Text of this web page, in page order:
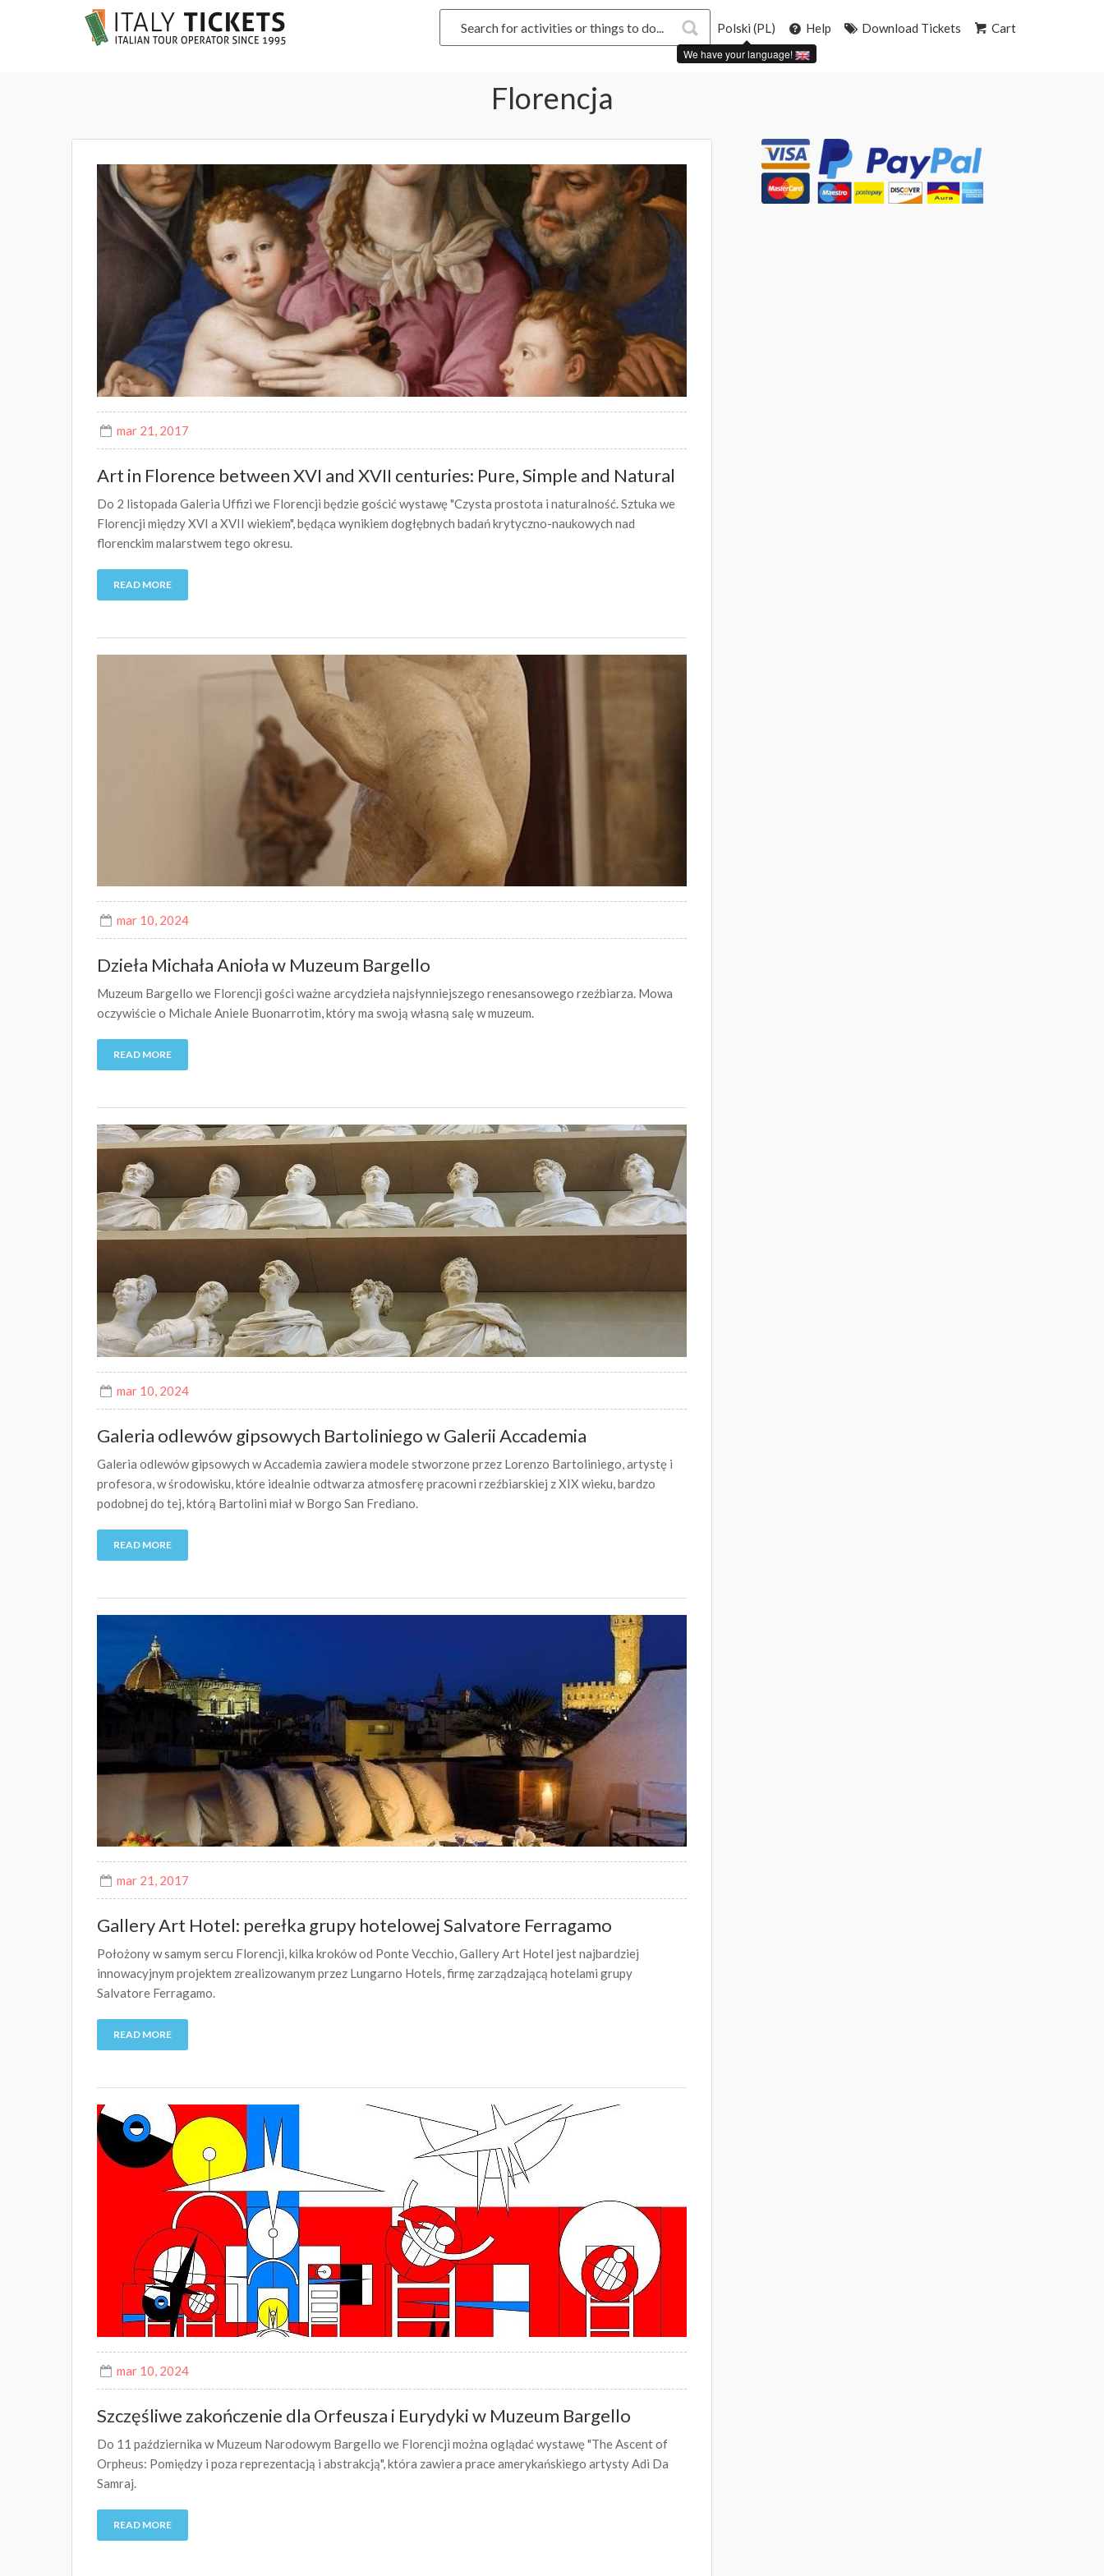
Polski (PL)
We have your language!
Help Download Tickets Cart
Florencja
mar 21, 2017
Art in Florence between XVI and XVII centuries: Pure, Simple and Natural
Do 2 listopada Galeria Uffizi we Florencji będzie gościć wystawę "Czysta prostota i naturalność. Sztuka we
Florencji między XVI a XVII wiekiem", będąca wynikiem dogłębnych badań krytyczno-naukowych nad
florenckim malarstwem tego okresu.
READ MORE
mar 10, 2024
Dzieła Michała Anioła w Muzeum Bargello
Muzeum Bargello we Florencji gości ważne arcydzieła najsłynniejszego renesansowego rzeźbiarza. Mowa
oczywiście o Michale Aniele Buonarrotim, który ma swoją własną salę w muzeum.
READ MORE
mar 10, 2024
Galeria odlewów gipsowych Bartoliniego w Galerii Accademia
Galeria odlewów gipsowych w Accademia zawiera modele stworzone przez Lorenzo Bartoliniego, artystę i
profesora, w środowisku, które idealnie odtwarza atmosferę pracowni rzeźbiarskiej z XIX wieku, bardzo
podobnej do tej, którą Bartolini miał w Borgo San Frediano.
READ MORE
mar 21, 2017
Gallery Art Hotel: perełka grupy hotelowej Salvatore Ferragamo
Położony w samym sercu Florencji, kilka kroków od Ponte Vecchio, Gallery Art Hotel jest najbardziej
innowacyjnym projektem zrealizowanym przez Lungarno Hotels, firmę zarządzającą hotelami grupy
Salvatore Ferragamo.
READ MORE
mar 10, 2024
Szczęśliwe zakończenie dla Orfeusza i Eurydyki w Muzeum Bargello
Do 11 października w Muzeum Narodowym Bargello we Florencji można oglądać wystawę "The Ascent of
Orpheus: Pomiędzy i poza reprezentacją i abstrakcją", która zawiera prace amerykańskiego artysty Adi Da
Samraj.
READ MORE